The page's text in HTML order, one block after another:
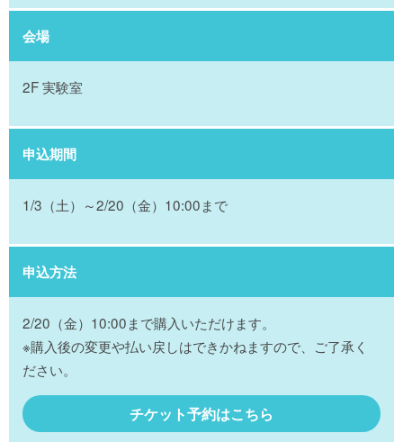
会場
2F 実験室
申込期間
1/3（土）～2/20（金）10:00まで
申込方法
2/20（金）10:00まで購入いただけます。
※購入後の変更や払い戻しはできかねますので、ご了承く
ださい。
チケット予約はこちら